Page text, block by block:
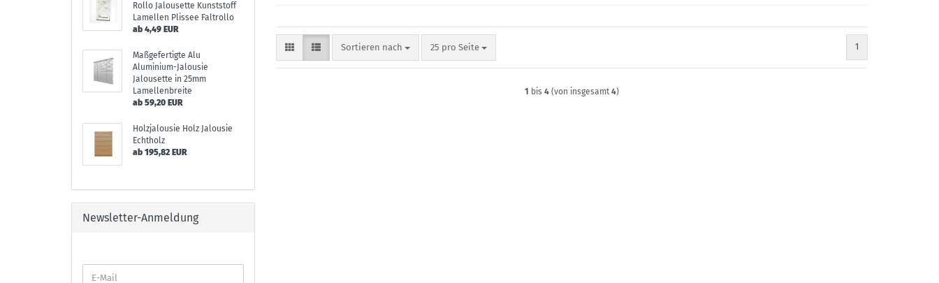
Sortieren nach
Sortieren nach 25 pro Seite
pro Seite 1
1 bis 4(von insgesamt 4)
Rollo Jalousette Kunststoff
Lamellen Plissee Faltrollo
ab 4,49 EUR
Maßgefertigte Alu
Aluminium-Jalousie
Jalousette in 25mm
Lamellenbreite
ab 59,20 EUR
Holzjalousie Holz Jalousie
Echtholz
ab 195,82 EUR
Newsletter-Anmeldung
E-